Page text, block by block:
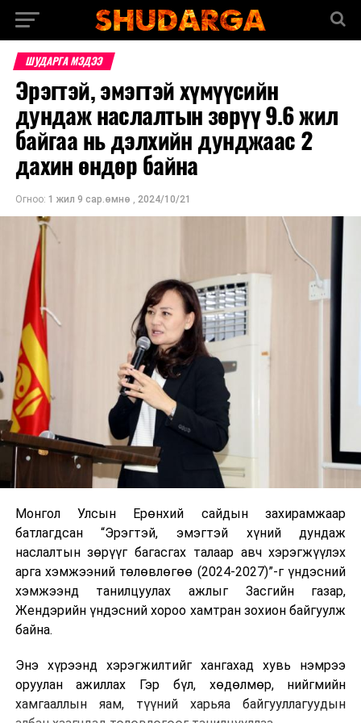
ШУДАРГА МЭДЭЭ
Эрэгтэй, эмэгтэй хүмүүсийн
дундаж наслалтын зөрүү 9.6 жил
байгаа нь дэлхийн дунджаас 2
дахин өндөр байна
Огноо: 1 жил 9 сар.өмнө , 2024/10/21
Монгол Улсын Ерөнхий сайдын захирамжаар
батлагдсан “Эрэгтэй, эмэгтэй хүний дундаж
наслалтын зөрүүг багасгах талаар авч хэрэгжүүлэх
арга хэмжээний төлөвлөгөө (2024-2027)”-г үндэсний
хэмжээнд танилцуулах ажлыг Засгийн газар,
Жендэрийн үндэсний хороо хамтран зохион байгуулж
байна.
Энэ хүрээнд хэрэгжилтийг хангахад хувь нэмрээ
оруулан ажиллах Гэр бүл, хөдөлмөр, нийгмийн
хамгааллын яам, түүний харьяа байгууллагуудын